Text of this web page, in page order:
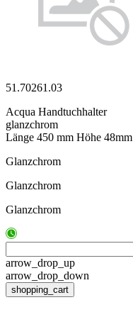
51.70261.03
Acqua Handtuchhalter
glanzchrom
Länge 450 mm Höhe 48mm
Glanzchrom
Glanzchrom
Glanzchrom
arrow_drop_up
arrow_drop_down
shopping_cart